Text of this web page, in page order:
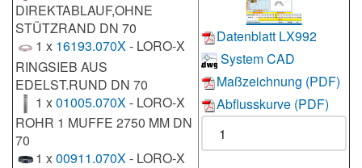
DIREKTABLAUF,OHNE
STÜTZRAND DN 70
1 x 16193.070X- LORO-X
RINGSIEB AUS
EDELST.RUND DN 70
1 x01005.070X- LORO-X
ROHR 1 MUFFE 2750 MM DN
70
1 x00911.070X- LORO-X
Datenblatt LX992
System CAD
Maßzeichnung (PDF)
Abflusskurve (PDF)